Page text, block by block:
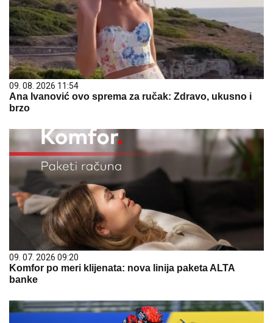
09. 08. 2026 11:54
Ana Ivanović ovo sprema za ručak: Zdravo, ukusno i
brzo
09. 07. 2026 09:20
Komfor po meri klijenata: nova linija paketa ALTA
banke